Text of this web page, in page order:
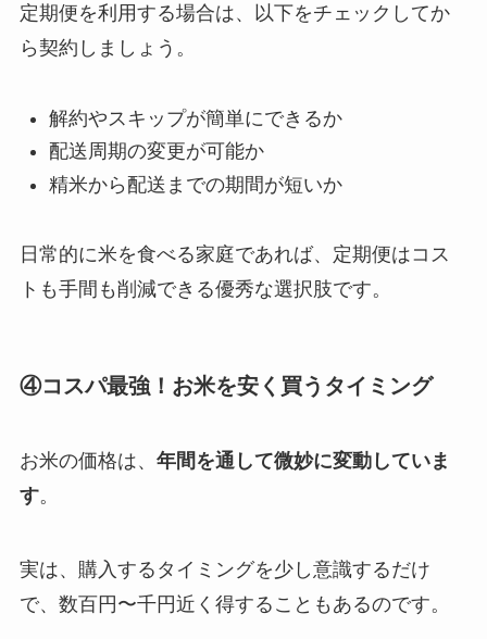
定期便を利用する場合は、以下をチェックしてか
ら契約しましょう。
解約やスキップが簡単にできるか
配送周期の変更が可能か
精米から配送までの期間が短いか
日常的に米を食べる家庭であれば、定期便はコス
トも手間も削減できる優秀な選択肢です。
④コスパ最強！お米を安く買うタイミング
お米の価格は、 年間を通して微妙に変動していま
す。
実は、購入するタイミングを少し意識するだけ
で、数百円〜千円近く得することもあるのです。